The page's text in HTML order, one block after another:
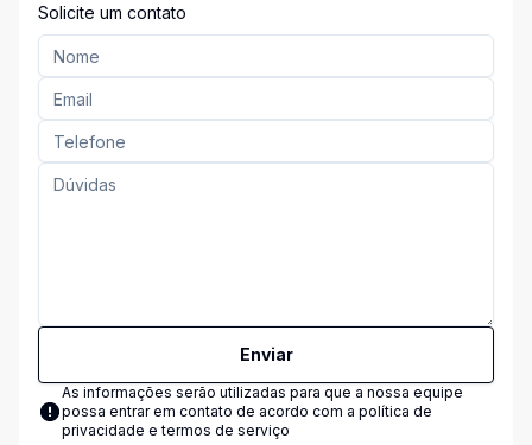
Solicite um contato
Enviar
As informações serão utilizadas para que a nossa equipe
possa entrar em contato de acordo com a política de
privacidade e termos de serviço